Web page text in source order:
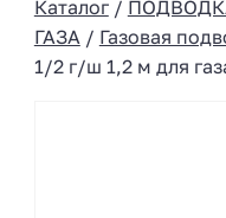
Каталог/
ГАЗА / Газовая
1/2 г/ш 1,2 м для